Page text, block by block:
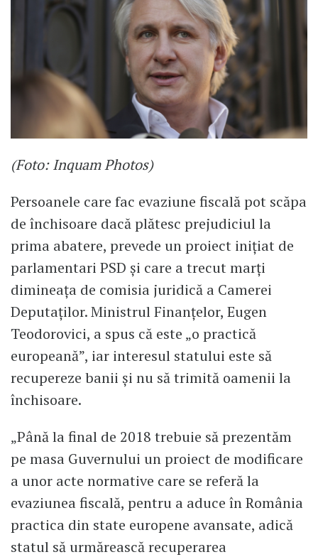
(Foto: Inquam Photos)
Persoanele care fac evaziune fiscală pot scăpa
de închisoare dacă plătesc prejudiciul la
prima abatere, prevede un proiect inițiat de
parlamentari PSD și care a trecut marți
dimineața de comisia juridică a Camerei
Deputaților. Ministrul Finanțelor, Eugen
Teodorovici, a spus că este „o practică
europeană”, iar interesul statului este să
recupereze banii și nu să trimită oamenii la
închisoare.
„Până la final de 2018 trebuie să prezentăm
pe masa Guvernului un proiect de modificare
a unor acte normative care se referă la
evaziunea fiscală, pentru a aduce în România
practica din state europene avansate, adică
statul să urmărească recuperarea